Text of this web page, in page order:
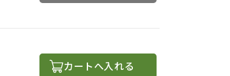
カートへ入れる